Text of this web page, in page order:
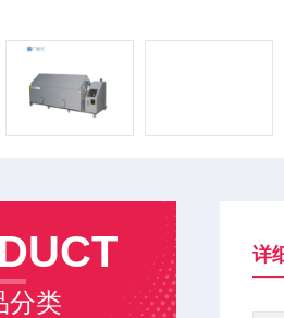
分类
详